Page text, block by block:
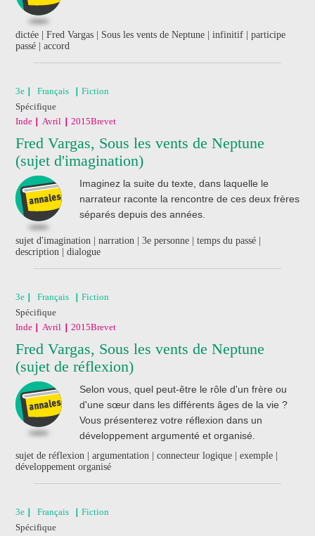
dictée | Fred Vargas | Sous les vents de Neptune | infinitif | participe
passé | accord
3e Français
Fiction
Spécifique
Inde
Avril 2015Brevet
Fred Vargas, Sous les vents de Neptune
(sujet d'imagination)
Imaginez la suite du texte, dans laquelle le
narrateur raconte la rencontre de ces deux frères
séparés depuis des années.
sujet d'imagination | narration | 3e personne | temps du passé |
description | dialogue
3e Français
Fiction
Spécifique
Inde
Avril 2015Brevet
Fred Vargas, Sous les vents de Neptune
(sujet de réflexion)
Selon vous, quel peut-être le rôle d'un frère ou
d'une sœur dans les différents âges de la vie ?
Vous présenterez votre réflexion dans un
développement argumenté et organisé.
sujet de réflexion | argumentation | connecteur logique | exemple |
développement organisé
3e Français
Fiction
Spécifique